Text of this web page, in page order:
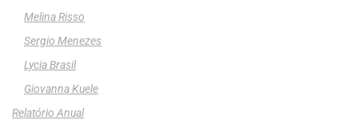
Melina Risso
Sergio Menezes
Lycia Brasil
Giovanna Kuele
Relatório Anual